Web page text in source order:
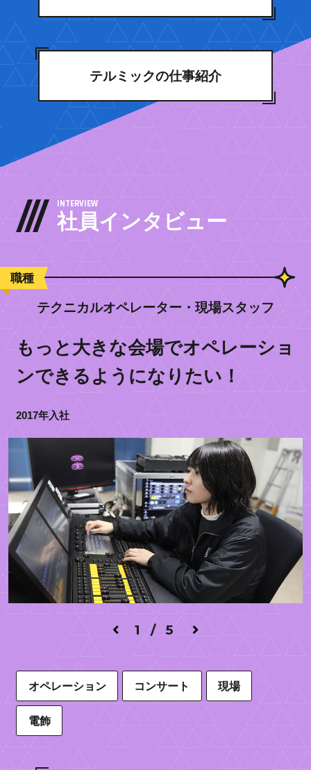
テルミックの仕事紹介
INTERVIEW
社員インタビュー
職種
テクニカルオペレーター・現場スタッフ
もっと大きな会場でオペレーショ
ンできるようになりたい！
2017年入社
1 / 5
オペレーション コンサート 現場
電飾